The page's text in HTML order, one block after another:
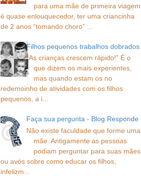
para uma mãe de primeira viagem
é quase enlouquecedor, ter uma criancinha
de 2 anos “tomando choro” ...
Filhos pequenos trabalhos dobrados
“As crianças crescem rápido!” É o
que dizem os mais experientes,
mas quando estam os no
redemoinho de atividades com os filhos
pequenos, a i...
Faça sua pergunta - Blog Responde
Não existe faculdade que forme uma
mãe. Antigamente as pessoas
podiam perguntar para suas mães
ou avós sobre como educar os filhos,
infelizm...